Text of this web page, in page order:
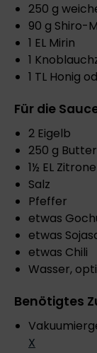
250 g
90 g Shiro-
1 EL Mirin
1
1 TL Honig
Für die
2 Eigelb
250 g Butter
1½ EL
Salz
Pfeffer
etwas
etwas
etwas Chili
Wasser,
Benötigtes
X